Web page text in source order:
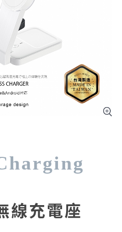
線充電座